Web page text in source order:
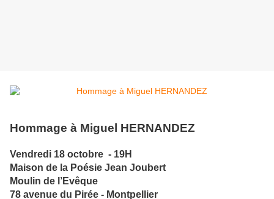
Hommage à Miguel HERNANDEZ
Vendredi 18 octobre - 19H
Maison de la Poésie Jean Joubert
Moulin de l’Evêque
78 avenue du Pirée - Montpellier